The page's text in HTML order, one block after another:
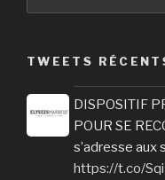
TWEETS
DISPOSITIF
POUR SE
s’adresse aux
https://t.co/